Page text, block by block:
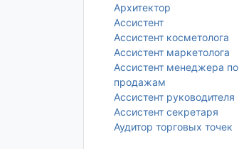
Архитектор
Ассистент
Ассистент косметолога
Ассистент маркетолога
Ассистент менеджера по
продажам
Ассистент руководителя
Ассистент секретаря
Аудитор торговых точек